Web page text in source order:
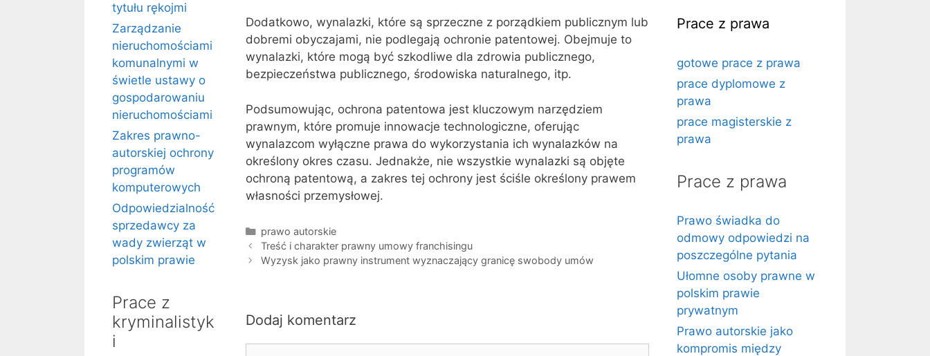
Dodatkowo, wynalazki, które są sprzeczne z porządkiem publicznym lub
dobremi obyczajami, nie podlegają ochronie patentowej. Obejmuje to
wynalazki, które mogą być szkodliwe dla zdrowia publicznego,
bezpieczeństwa publicznego, środowiska naturalnego, itp.
Podsumowując, ochrona patentowa jest kluczowym narzędziem
prawnym, które promuje innowacje technologiczne, oferując
wynalazcom wyłączne prawa do wykorzystania ich wynalazków na
określony okres czasu. Jednakże, nie wszystkie wynalazki są objęte
ochroną patentową, a zakres tej ochrony jest ściśle określony prawem
własności przemysłowej.
Kategorie
prawo autorskie
Treść i charakter prawny umowy franchisingu
Wyzysk jako prawny instrument wyznaczający granicę swobody umów
Dodaj komentarz
tytułu rękojmi
Zarządzanie
nieruchomościami
komunalnymi w
świetle ustawy o
gospodarowaniu
nieruchomościami
Zakres prawno-
autorskiej ochrony
programów
komputerowych
Odpowiedzialność
sprzedawcy za
wady zwierząt w
polskim prawie
Prace z
kryminalistyk
i
Prace z prawa
gotowe prace z prawa
prace dyplomowe z
prawa
prace magisterskie z
prawa
Prace z prawa
Prawo świadka do
odmowy odpowiedzi na
poszczególne pytania
Ułomne osoby prawne w
polskim prawie
prywatnym
Prawo autorskie jako
kompromis między